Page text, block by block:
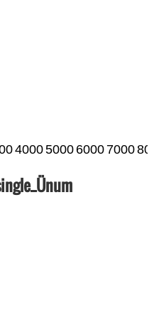
40005000 6000 7000